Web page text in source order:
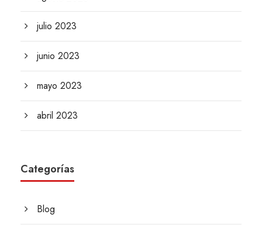
julio 2023
junio 2023
mayo 2023
abril 2023
Categorías
Blog